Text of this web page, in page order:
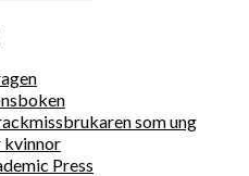
som ung
kvinnor
Press